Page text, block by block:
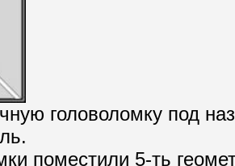
головоломку под
поместили 5-ть